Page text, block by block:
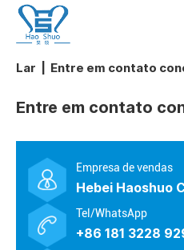
Lar Entre em contato
Entre em contato
Empresa de vendas
Hebei Haoshuo
Tel/WhatsApp
+86 181 3228